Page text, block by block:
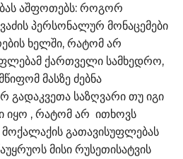
აშფოთებს: როგორ
პერსონალურ მონაცემები
ხელში, რატომ არ
ქართველი სამხედრო,
მასზე ძებნა
გადაკვეთა საზღვარი თუ იგი
იყო , რატომ არ ითხოვს
გათავისუფლებას
მისი რუსეთისატვის